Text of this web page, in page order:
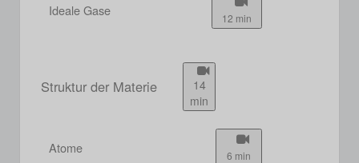
Ideale Gase 12 min
Struktur der Materie
14
min
Atome 6 min